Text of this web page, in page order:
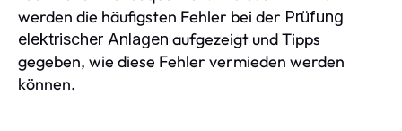
werden die häufigsten Fehler bei der Prüfung
elektrischer Anlagen aufgezeigt und Tipps
gegeben, wie diese Fehler vermieden werden
können.